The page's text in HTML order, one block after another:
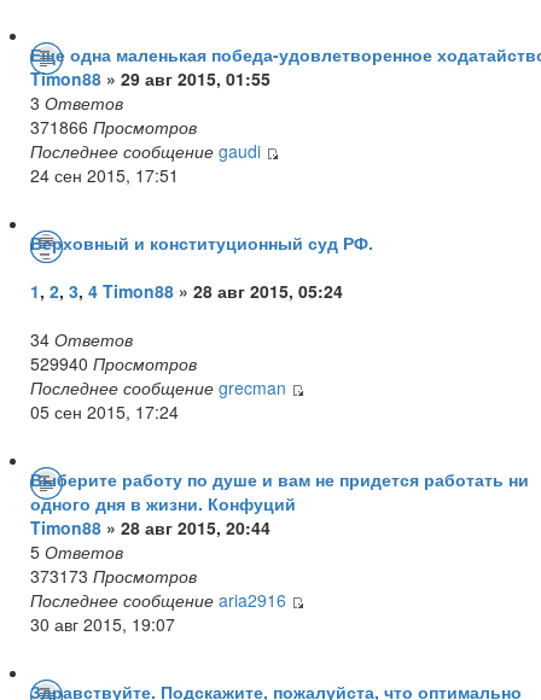
Еще одна маленькая победа-удовлетворенное
Timon88 » 29 авг 2015, 01:55
3 Ответов
371866 Просмотров
Последнее сообщение gaudi
24 сен 2015, 17:51
Верховный и конституционный суд РФ.
1, 2, 3, 4 Timon88 » 28 авг 2015, 05:24
34 Ответов
529940 Просмотров
Последнее сообщение grecman
05 сен 2015, 17:24
Выберите работу по душе и вам не придется работать ни
одного дня в жизни. Конфуций
Timon88 » 28 авг 2015, 20:44
5 Ответов
373173 Просмотров
Последнее сообщение aria2916
30 авг 2015, 19:07
Здравствуйте. Подскажите, пожалуйста, что оптимально